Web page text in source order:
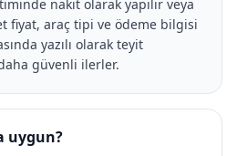
nakit olarak yapılır veya
fiyat, araç tipi ve ödeme bilgisi
yazılı olarak teyit
güvenli ilerler.
uygun?